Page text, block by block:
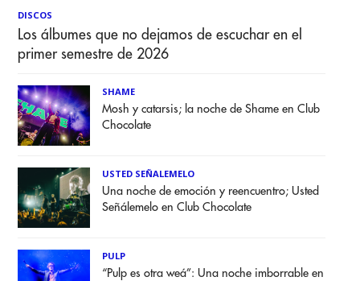
DISCOS
Los álbumes que no dejamos de escuchar en el
primer semestre de 2026
SHAME
Mosh y catarsis; la noche de Shame en Club
Chocolate
USTED SEÑALEMELO
Una noche de emoción y reencuentro; Usted
Señálemelo en Club Chocolate
PULP
“Pulp es otra weá”: Una noche imborrable en